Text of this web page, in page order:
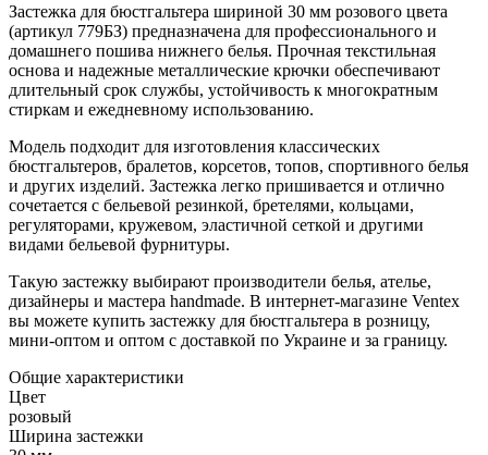
Застежка для бюстгальтера шириной 30 мм розового цвета
(артикул 779БЗ) предназначена для профессионального и
домашнего пошива нижнего белья. Прочная текстильная
основа и надежные металлические крючки обеспечивают
длительный срок службы, устойчивость к многократным
стиркам и ежедневному использованию.
Модель подходит для изготовления классических
бюстгальтеров, бралетов, корсетов, топов, спортивного белья
и других изделий. Застежка легко пришивается и отлично
сочетается с бельевой резинкой, бретелями, кольцами,
регуляторами, кружевом, эластичной сеткой и другими
видами бельевой фурнитуры.
Такую застежку выбирают производители белья, ателье,
дизайнеры и мастера handmade. В интернет-магазине Ventex
вы можете купить застежку для бюстгальтера в розницу,
мини-оптом и оптом с доставкой по Украине и за границу.
Общие характеристики
Цвет
розовый
Ширина застежки